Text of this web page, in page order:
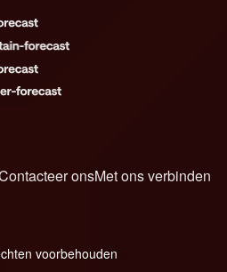
onsMet ons verbinden
voorbehouden